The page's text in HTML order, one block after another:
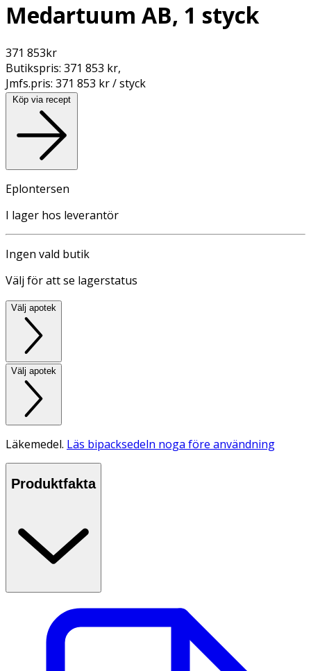
Medartuum AB, 1 styck
371 853kr
Butikspris: 371 853 kr,
Jmfs.pris: 371 853 kr / styck
Köp via recept
Eplontersen
I lager hos leverantör
Ingen vald butik
Välj för att se lagerstatus
Välj apotek
Välj apotek
Läkemedel. Läs bipacksedeln noga före användning
Produktfakta